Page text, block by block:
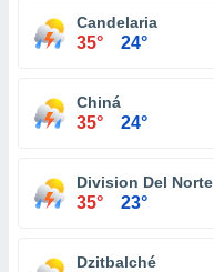
Candelaria
35° 24°
Chiná
35° 24°
Division Del Norte
35° 23°
Dzitbalché